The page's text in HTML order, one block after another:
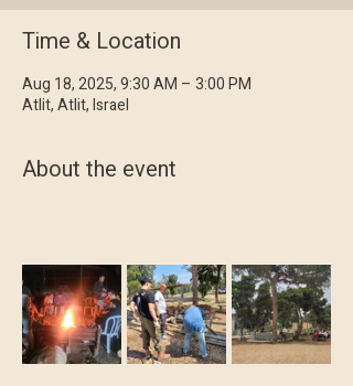
Time & Location
Aug 18, 2025, 9:30 AM – 3:00 PM
Atlit, Atlit, Israel
About the event